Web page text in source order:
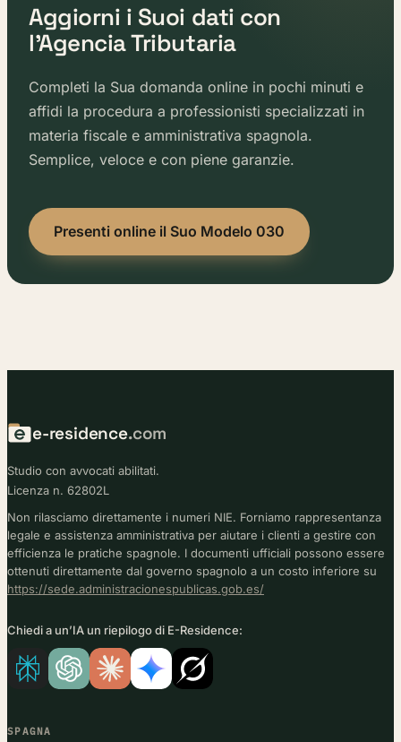
Aggiorni i Suoi dati con
l'Agencia Tributaria
Completi la Sua domanda online in pochi minuti e
affidi la procedura a professionisti specializzati in
materia fiscale e amministrativa spagnola.
Semplice, veloce e con piene garanzie.
Presenti online il Suo Modelo 030
e-residence.com
Studio con avvocati abilitati.
Licenza n. 62802L
Non rilasciamo direttamente i numeri NIE. Forniamo rappresentanza
legale e assistenza amministrativa per aiutare i clienti a gestire con
efficienza le pratiche spagnole. I documenti ufficiali possono essere
ottenuti direttamente dal governo spagnolo a un costo inferiore su
https://sede.administracionespublicas.gob.es/
Chiedi a un’IA un riepilogo di E-Residence:
SPAGNA